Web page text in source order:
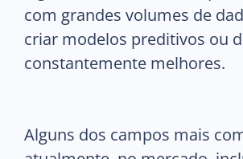
com grandes volumes de
criar modelos preditivos ou
constantemente melhores.
Alguns dos campos mais